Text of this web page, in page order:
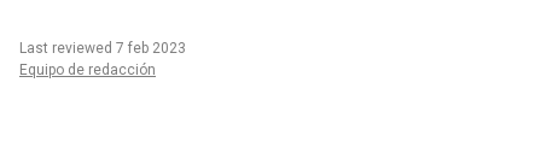
Last reviewed 7 feb 2023
Equipo de redacción